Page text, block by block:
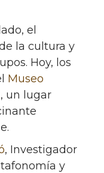
el
la cultura y
Hoy, los
Museo
, un lugar
, Investigador
y